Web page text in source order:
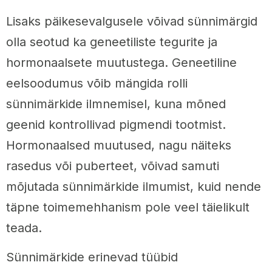
Lisaks päikesevalgusele võivad sünnimärgid
olla seotud ka geneetiliste tegurite ja
hormonaalsete muutustega. Geneetiline
eelsoodumus võib mängida rolli
sünnimärkide ilmnemisel, kuna mõned
geenid kontrollivad pigmendi tootmist.
Hormonaalsed muutused, nagu näiteks
rasedus või puberteet, võivad samuti
mõjutada sünnimärkide ilmumist, kuid nende
täpne toimemehhanism pole veel täielikult
teada.
Sünnimärkide erinevad tüübid